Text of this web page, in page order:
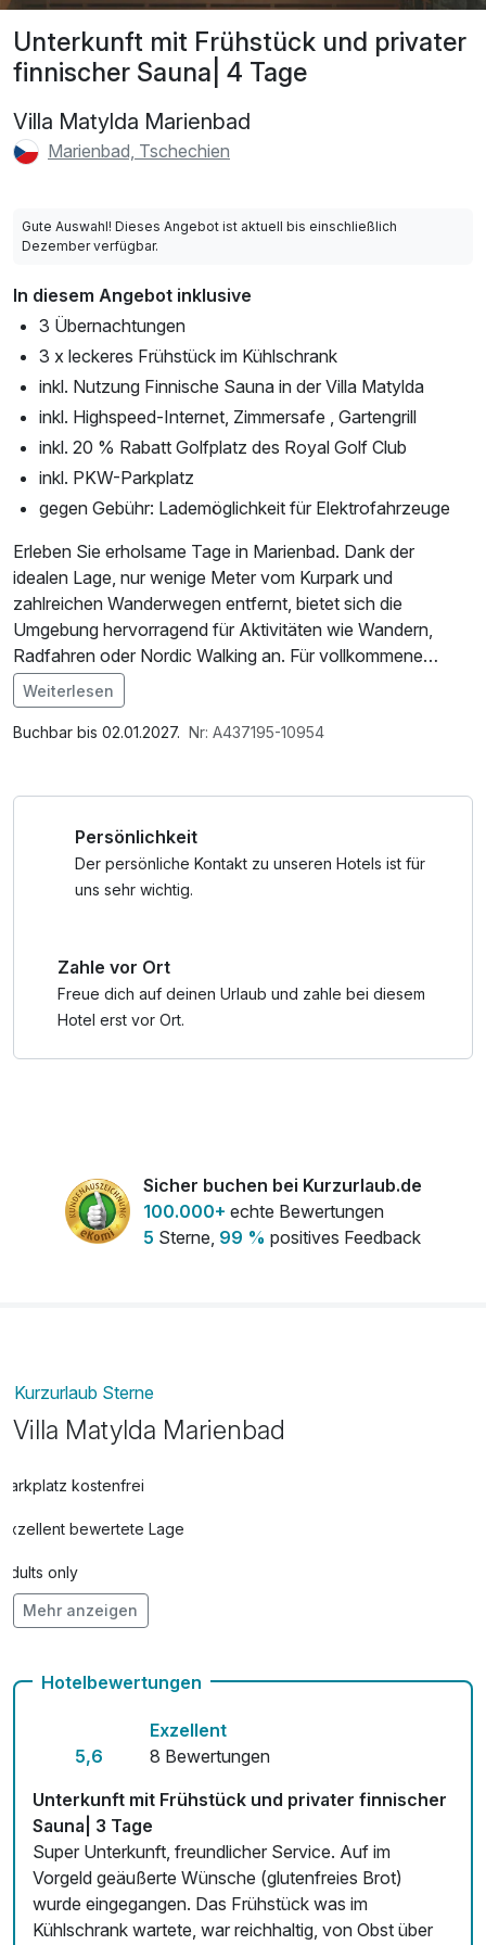
Unterkunft mit Frühstück und privater
finnischer Sauna| 4 Tage
Villa Matylda Marienbad
Marienbad, Tschechien
Gute Auswahl! Dieses Angebot ist aktuell bis einschließlich
Dezember verfügbar.
In diesem Angebot inklusive
3 Übernachtungen
3 x leckeres Frühstück im Kühlschrank
inkl. Nutzung Finnische Sauna in der Villa Matylda
inkl. Highspeed-Internet, Zimmersafe , Gartengrill
inkl. 20 % Rabatt Golfplatz des Royal Golf Club
inkl. PKW-Parkplatz
gegen Gebühr: Lademöglichkeit für Elektrofahrzeuge
Erleben Sie erholsame Tage in Marienbad. Dank der
idealen Lage, nur wenige Meter vom Kurpark und
zahlreichen Wanderwegen entfernt, bietet sich die
Umgebung hervorragend für Aktivitäten wie Wandern,
Radfahren oder Nordic Walking an. Für vollkommene
Entspannung sorgt anschließend Ihre private finnische
Sauna – ganz in Ruhe und ohne Störung.
Im Angebot enthalten
Parkplatz, W-LAN Nutzung / Internetnutzung, Nutzung
Weiterlesen
Buchbar bis 02.01.2027. Nr: A437195-10954
Persönlichkeit
Der persönliche Kontakt zu unseren Hotels ist für
uns sehr wichtig.
Zahle vor Ort
Freue dich auf deinen Urlaub und zahle bei diesem
Hotel erst vor Ort.
Sicher buchen bei Kurzurlaub.de
100.000+ echte Bewertungen
5 Sterne, 99 % positives Feedback
Kurzurlaub Sterne
Villa Matylda Marienbad
Parkplatz kostenfrei
Exzellent bewertete Lage
Adults only
Hunde im Hotel nicht erlaubt
Mehr anzeigen
Hotelbewertungen
5,6
Exzellent
8 Bewertungen
Unterkunft mit Frühstück und privater finnischer
Sauna| 3 Tage
Super Unterkunft, freundlicher Service. Auf im
Vorgeld geäußerte Wünsche (glutenfreies Brot)
wurde eingegangen. Das Frühstück was im
Kühlschrank wartete, war reichhaltig, von Obst über